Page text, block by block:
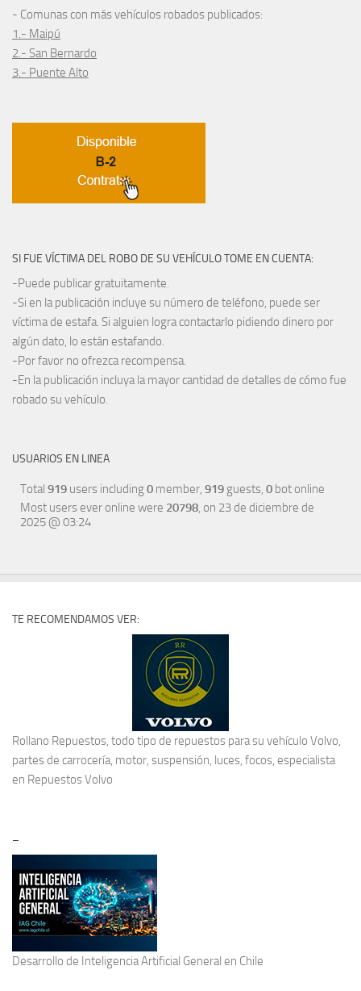
- Comunas con más vehículos robados publicados:
1.- Maipú
2.- San Bernardo
3.- Puente Alto
SI FUE VÍCTIMA DEL ROBO DE SU VEHÍCULO TOME EN CUENTA:
-Puede publicar gratuitamente.
-Si en la publicación incluye su número de teléfono, puede ser
víctima de estafa. Si alguien logra contactarlo pidiendo dinero por
algún dato, lo están estafando.
-Por favor no ofrezca recompensa.
-En la publicación incluya la mayor cantidad de detalles de cómo fue
robado su vehículo.
USUARIOS EN LINEA
Total 919 users including0 member, 919 guests, 0 bot online
Most users ever online were 20798, on 23 de diciembre de
2025 @ 03:24
TE RECOMENDAMOS VER:
Rollano Repuestos, todo tipo de repuestos para su vehículo Volvo,
partes de carrocería, motor, suspensión, luces, focos, especialista
en Repuestos Volvo
–
Desarrollo de Inteligencia Artificial General en Chile